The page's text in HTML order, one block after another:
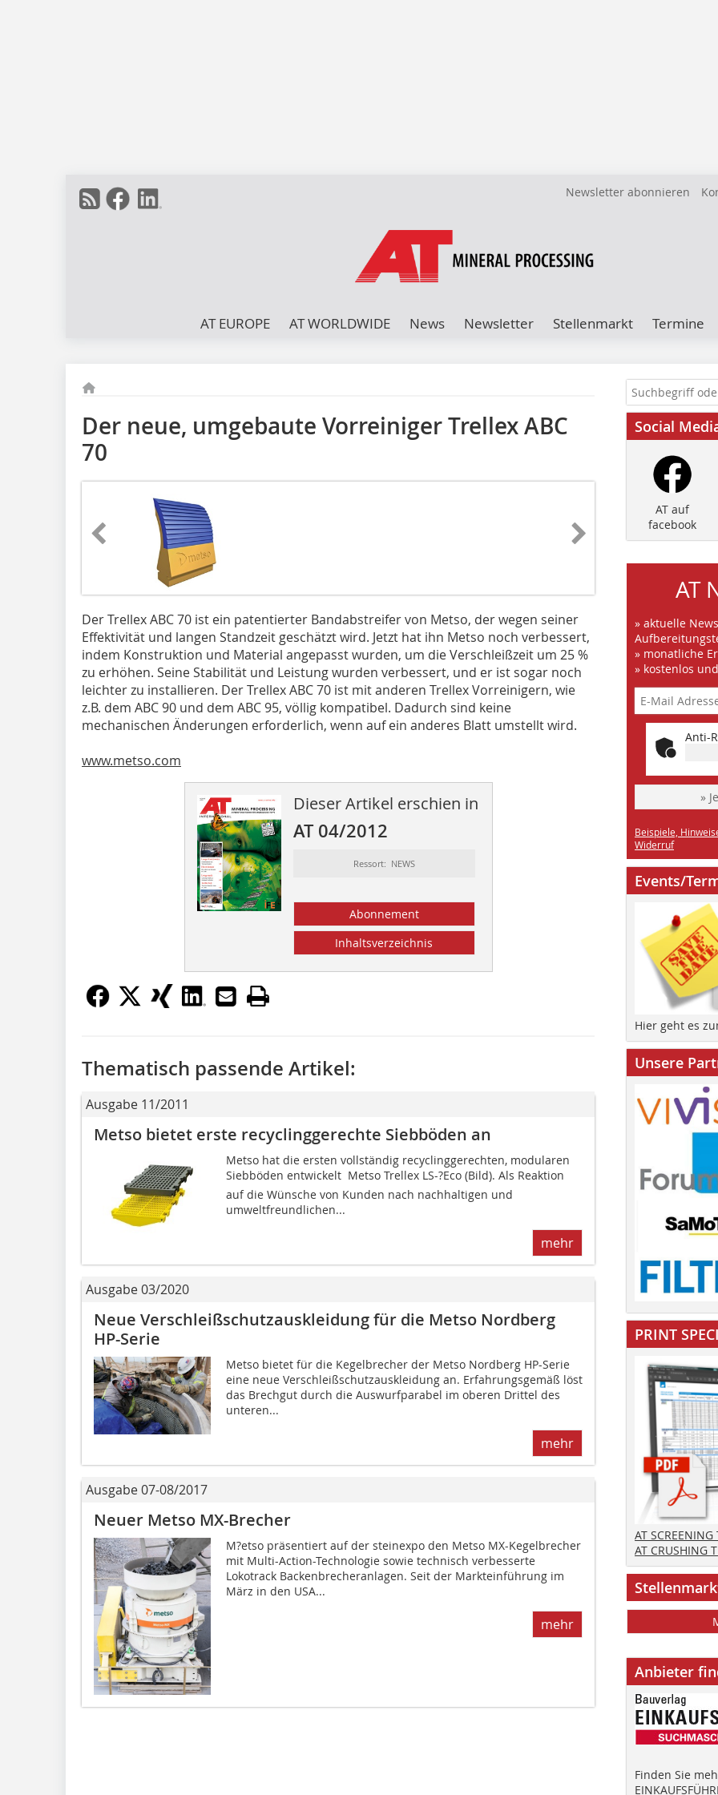
Newsletter abonnieren
AT EUROPE AT WORLDWIDE News Newsletter Stellenmarkt Termine
Der neue, umgebaute Vorreiniger Trellex ABC
70
Der Trellex ABC 70 ist ein patentierter Bandabstreifer von Metso, der wegen seiner
Effektivität und langen Standzeit geschätzt wird. Jetzt hat ihn Metso noch verbessert,
indem Konstruktion und Material angepasst wurden, um die Verschleißzeit um 25 %
zu erhöhen. Seine Stabilität und Leistung wurden verbessert, und er ist sogar noch
leichter zu installieren. Der Trellex ABC 70 ist mit anderen Trellex Vorreinigern, wie
z.B. dem ABC 90 und dem ABC 95, völlig kompatibel. Dadurch sind keine
mechanischen Änderungen erforderlich, wenn auf ein anderes Blatt umstellt wird.
www.metso.com
Dieser Artikel erschien in
AT 04/2012
Ressort: NEWS
Abonnement
Inhaltsverzeichnis
Thematisch passende Artikel:
Ausgabe 11/2011
Metso bietet erste recyclinggerechte Siebböden an
Metso hat die ersten vollständig recyclinggerechten, modularen
Siebböden entwickelt  Metso Trellex LS-?Eco (Bild). Als Reaktion
auf die Wünsche von Kunden nach nachhaltigen und
umweltfreundlichen...
mehr
Ausgabe 03/2020
Neue Verschleißschutzauskleidung für die Metso Nordberg
HP-Serie
Metso bietet für die Kegelbrecher der Metso Nordberg HP-Serie
eine neue Verschleißschutzauskleidung an. Erfahrungsgemäß löst
das Brechgut durch die Auswurfparabel im oberen Drittel des
unteren...
mehr
Ausgabe 07-08/2017
Neuer Metso MX-Brecher
M?etso präsentiert auf der steinexpo den Metso MX-Kegelbrecher
mit Multi-Action-Technologie sowie technisch verbesserte
Lokotrack Backenbrecheranlagen. Seit der Markteinführung im
März in den USA...
mehr
Social
AT auf
facebook
AT
» aktuelle
» monatliche
» kostenlos
Anti-
»
Beispiele,
Widerruf
Events/
Hier geht es
Unsere
PRINT
AT
AT CRUSHING
Anbieter
Finden Sie